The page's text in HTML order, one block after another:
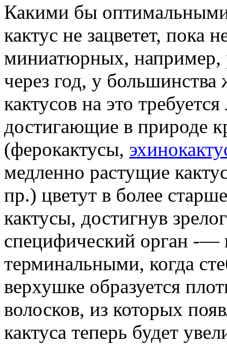
Какими бы
кактус не зацветет, пока
миниатюрных, например,
через год, у
кактусов на это
достигающие в природе
(ферокактусы,
медленно растущие
пр.) цветут в более
кактусы, достигнув
специфический орган -—
терминальными, когда
верхушке образуется
волосков, из которых
кактуса теперь будет